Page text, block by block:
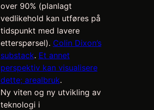
over 90% (planlagt
vedlikehold kan utføres på
tidspunkt med lavere
etterspørsel). Colin Dixon’s
substack. Et annet
perspektiv kan visualisere
dette; arealbruk.
Ny viten og ny utvikling av
teknologi i